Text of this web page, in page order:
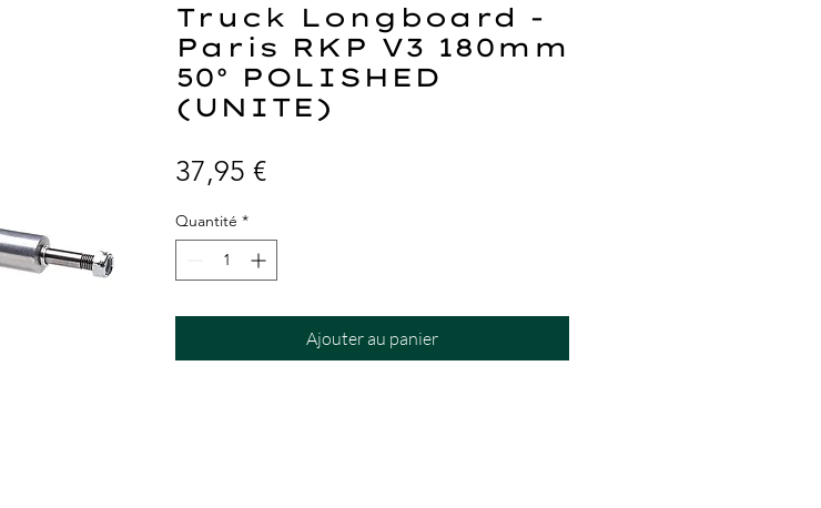
Truck Longboard -
Paris RKP V3 180mm
50° POLISHED
(UNITE)
37,95 €Prix
Quantité *
Ajouter au panier